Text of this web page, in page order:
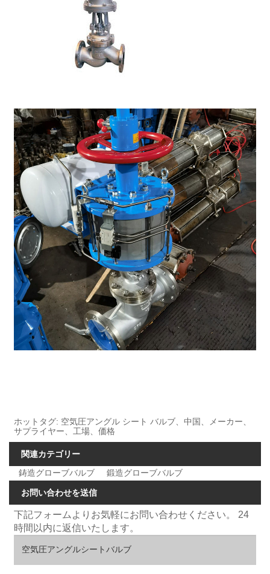
ホットタグ: 空気圧アングル シート バルブ、中国、メーカー、
サプライヤー、工場、価格
関連カテゴリー
鋳造グローブバルブ
鍛造グローブバルブ
お問い合わせを送信
下記フォームよりお気軽にお問い合わせください。 24
時間以内に返信いたします。